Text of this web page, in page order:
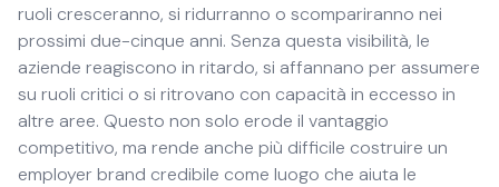
ruoli cresceranno, si ridurranno o scompariranno nei
prossimi due-cinque anni. Senza questa visibilità, le
aziende reagiscono in ritardo, si affannano per assumere
su ruoli critici o si ritrovano con capacità in eccesso in
altre aree. Questo non solo erode il vantaggio
competitivo, ma rende anche più difficile costruire un
employer brand credibile come luogo che aiuta le